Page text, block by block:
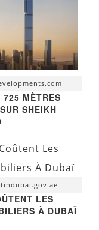
MÈTRES
SHEIKH
LES
À DUBAÏ